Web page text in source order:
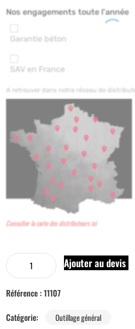
Nos engagements toute l'année
Garantie béton
SAV en France
A retrouver dans notre réseau de
Consulter la carte des distributeurs ici
Ajouter au devis
Référence : 11107
Catégorie:
Outillage général